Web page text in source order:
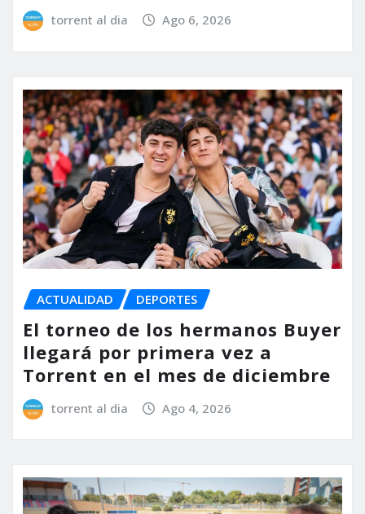
torrent al dia Ago 6, 2026
ACTUALIDAD DEPORTES
El torneo de los hermanos Buyer
llegará por primera vez a
Torrent en el mes de diciembre
torrent al dia Ago 4, 2026